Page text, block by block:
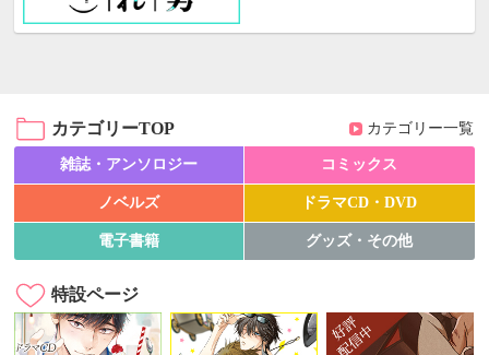
カテゴリーTOP カテゴリー一覧
雑誌・アンソロジー コミックス
ノベルズ ドラマCD・DVD
電子書籍 グッズ・その他
特設ページ